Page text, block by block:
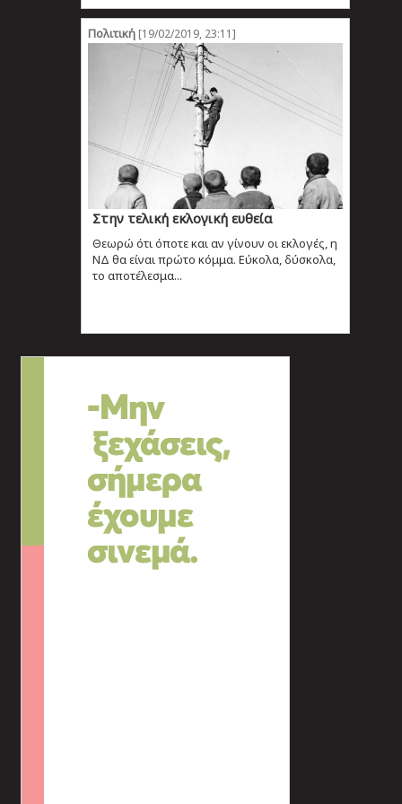
Πολιτική[19/02/2019, 23:11]
Στην τελική εκλογική ευθεία
Θεωρώ ότι όποτε και αν γίνουν οι εκλογές, η
ΝΔ θα είναι πρώτο κόμμα. Εύκολα, δύσκολα,
το αποτέλεσμα...